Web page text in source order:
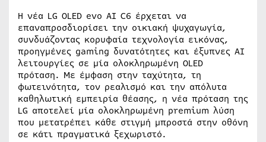
Η νέα LG OLED evo AI C6 έρχεται να
επαναπροσδιορίσει την οικιακή ψυχαγωγία,
συνδυάζοντας κορυφαία τεχνολογία εικόνας,
προηγμένες gaming δυνατότητες και έξυπνες AI
λειτουργίες σε μία ολοκληρωμένη OLED
πρόταση. Με έμφαση στην ταχύτητα, τη
φωτεινότητα, τον ρεαλισμό και την απόλυτα
καθηλωτική εμπειρία θέασης, η νέα πρόταση της
LG αποτελεί μία ολοκληρωμένη premium λύση
που μετατρέπει κάθε στιγμή μπροστά στην οθόνη
σε κάτι πραγματικά ξεχωριστό.